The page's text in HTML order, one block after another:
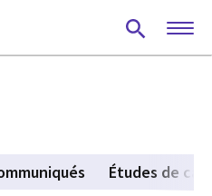
Études de cas